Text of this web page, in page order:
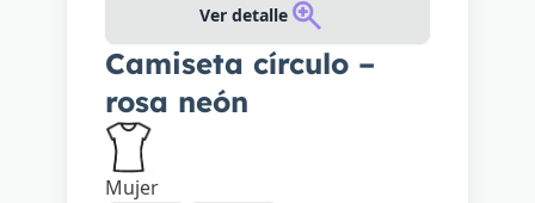
Ver detalle
Camiseta círculo –
rosa neón
Mujer